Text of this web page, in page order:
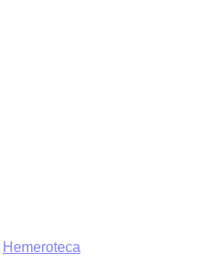
Hemeroteca